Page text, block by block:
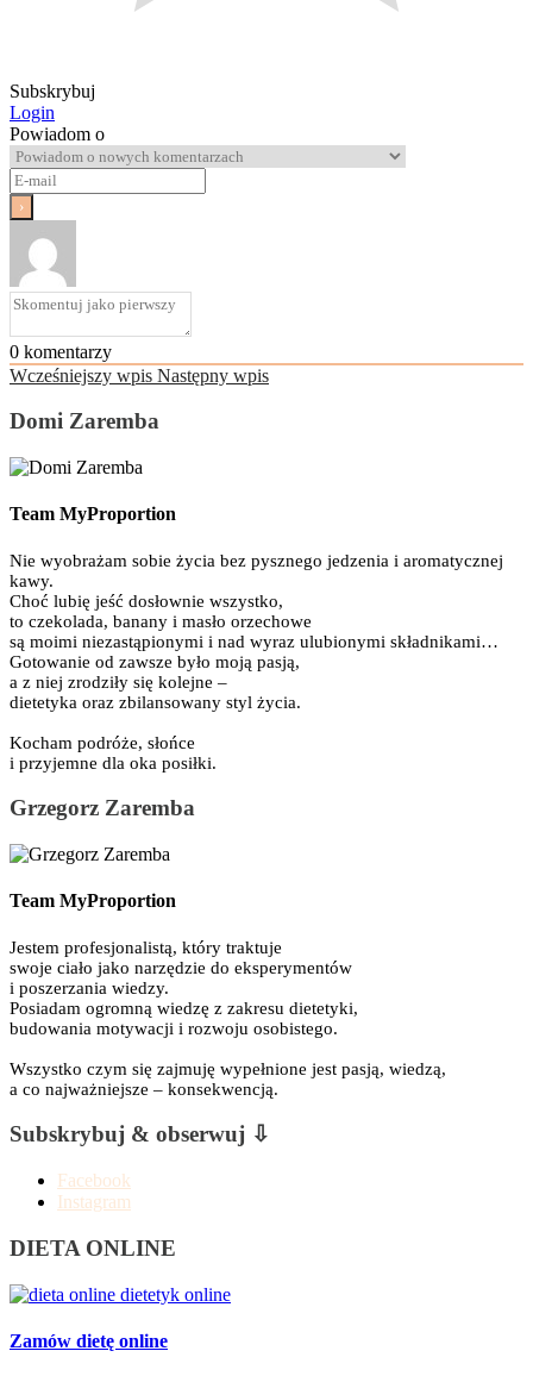
Subskrybuj
Login
Powiadom o
0 komentarzy
Wcześniejszy wpis Następny wpis
Domi Zaremba
Team MyProportion
Nie wyobrażam sobie życia bez pysznego jedzenia i aromatycznej
kawy.
Choć lubię jeść dosłownie wszystko,
to czekolada, banany i masło orzechowe
są moimi niezastąpionymi i nad wyraz ulubionymi składnikami…
Gotowanie od zawsze było moją pasją,
a z niej zrodziły się kolejne –
dietetyka oraz zbilansowany styl życia.
Kocham podróże, słońce
i przyjemne dla oka posiłki.
Grzegorz Zaremba
Team MyProportion
Jestem profesjonalistą, który traktuje
swoje ciało jako narzędzie do eksperymentów
i poszerzania wiedzy.
Posiadam ogromną wiedzę z zakresu dietetyki,
budowania motywacji i rozwoju osobistego.
Wszystko czym się zajmuję wypełnione jest pasją, wiedzą,
a co najważniejsze – konsekwencją.
Subskrybuj & obserwuj ⇩
Facebook
Instagram
DIETA ONLINE
Zamów dietę online